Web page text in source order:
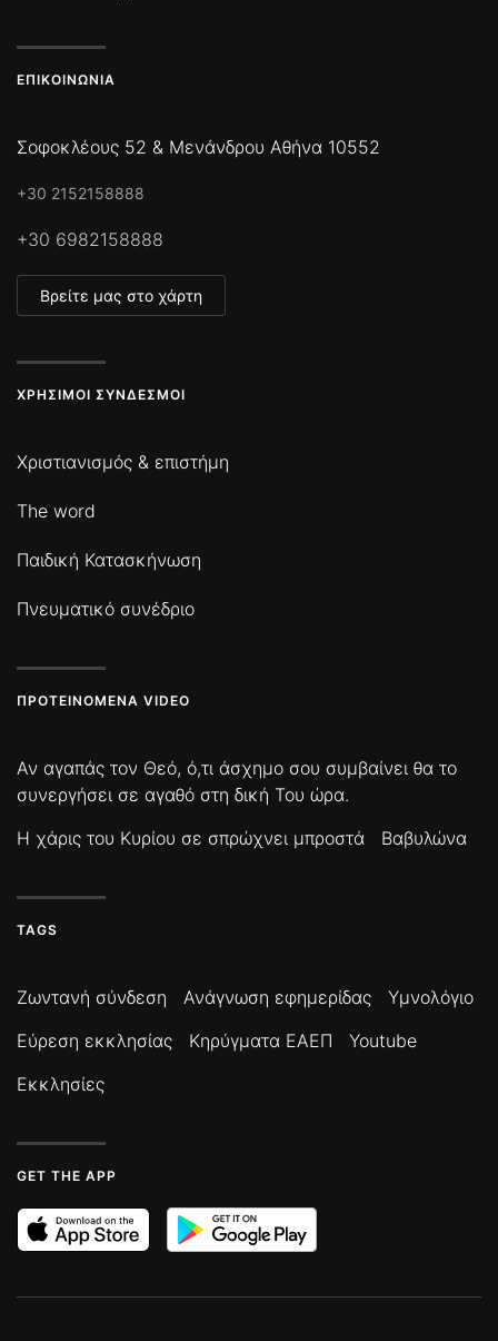
ΕΠΙΚΟΙΝΩΝΊΑ
Σοφοκλέους 52 & Μενάνδρου Αθήνα 10552
+30 2152158888
+30 6982158888
Βρείτε μας στο χάρτη
ΧΡΉΣΙΜΟΙ ΣΎΝΔΕΣΜΟΙ
Χριστιανισμός & επιστήμη
The word
Παιδική Κατασκήνωση
Πνευματικό συνέδριο
ΠΡΟΤΕΙΝΌΜΕΝΑ VIDEO
Αν αγαπάς τον Θεό, ό,τι άσχημο σου συμβαίνει θα το
συνεργήσει σε αγαθό στη δική Του ώρα.
Η χάρις του Κυρίου σε σπρώχνει μπροστά
Βαβυλώνα
TAGS
Ζωντανή σύνδεση Ανάγνωση εφημερίδας
Υμνολόγιο
Εύρεση εκκλησίας
Κηρύγματα ΕΑΕΠ
Youtube
Εκκλησίες
GET THE APP